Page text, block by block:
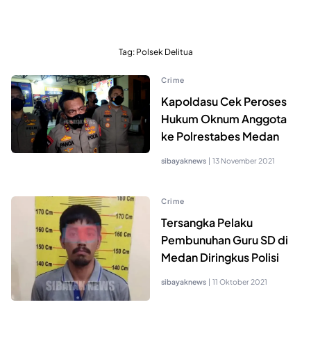
Tag: Polsek Delitua
Crime
Kapoldasu Cek Peroses
Hukum Oknum Anggota
ke Polrestabes Medan
sibayaknews | 13 November 2021
Crime
Tersangka Pelaku
Pembunuhan Guru SD di
Medan Diringkus Polisi
sibayaknews | 11 Oktober 2021